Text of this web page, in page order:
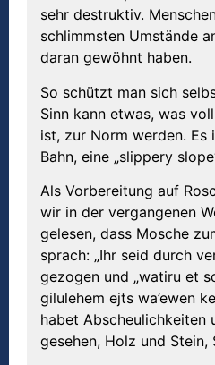
sehr destruktiv.
schlimmsten Umstände
daran gewöhnt haben.
So schützt man sich
Sinn kann etwas, was
ist, zur Norm werden. Es
Bahn, eine „slippery
Als Vorbereitung auf
wir in der vergangenen
gelesen, dass Mosche
sprach: „Ihr seid durch
gezogen und „watiru et
gilulehem ejts wa’ewen
habet Abscheulichkeiten
gesehen, Holz und